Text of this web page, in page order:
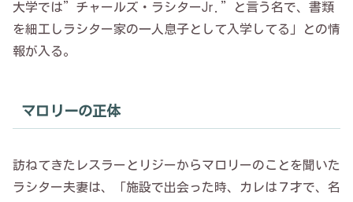
大学では”チャールズ・ラシターJr.”と言う名で、書類
を細工しラシター家の一人息子として入学してる」との情
報が入る。
マロリーの正体
訪ねてきたレスラーとリジーからマロリーのことを聞いた
ラシター夫妻は、「施設で出会った時、カレは７才で、名